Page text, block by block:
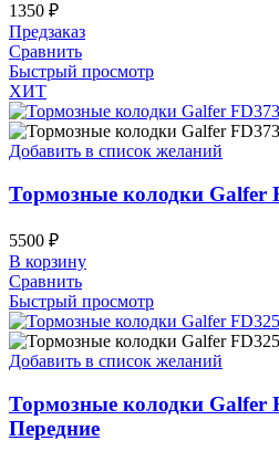
1350 ₽
Предзаказ
Сравнить
Быстрый просмотр
ХИТ
Добавить в список желаний
Тормозные колодки Galfer
5500 ₽
В корзину
Сравнить
Быстрый просмотр
Добавить в список желаний
Тормозные колодки Galfer
Передние